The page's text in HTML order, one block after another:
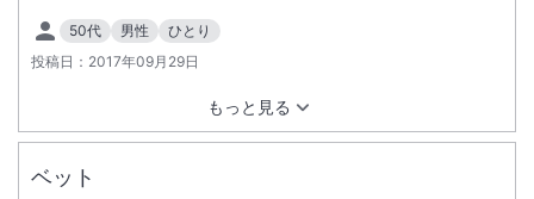
50代 男性
ひとり
投稿日： 2017年09月29日
もっと見る
ベット